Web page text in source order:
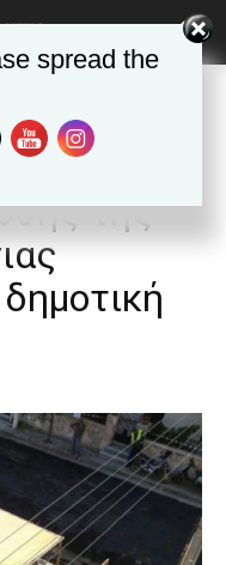
Δημοφιλή άρθρα
της
spread the